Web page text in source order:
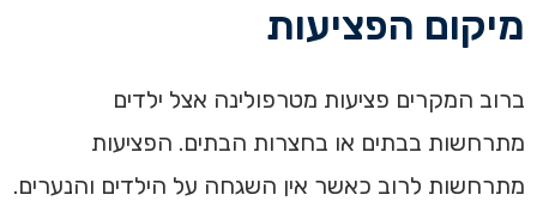
מיקום הפציעות
ברוב המקרים פציעות מטרפולינה אצל ילדים
מתרחשות בבתים או בחצרות הבתים. הפציעות
מתרחשות לרוב כאשר אין השגחה על הילדים והנערים.